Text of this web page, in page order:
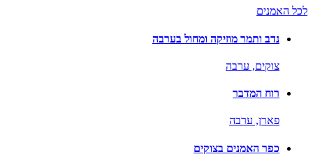
לכל האמנים
נדב ותמר מוזיקה ומחול בערבה
צוקים, ערבה
רוח המדבר
פארן, ערבה
כפר האמנים בצוקים